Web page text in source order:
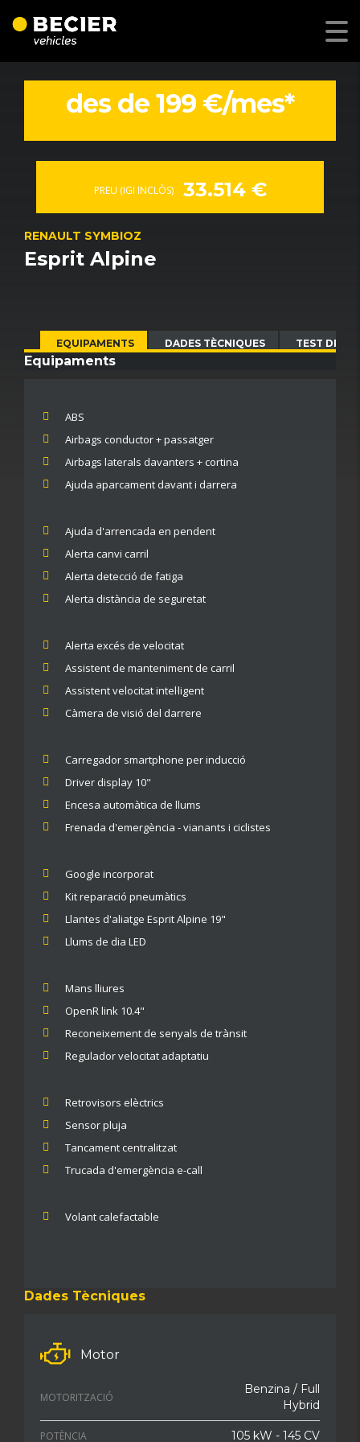
des de 199 €/mes*
PREU (IGI INCLÒS) 33.514 €
RENAULT SYMBIOZ
Esprit Alpine
EQUIPAMENTS DADES TÈCNIQUES TEST DRIVE
Equipaments
ABS
Airbags conductor + passatger
Airbags laterals davanters + cortina
Ajuda aparcament davant i darrera
Ajuda d'arrencada en pendent
Alerta canvi carril
Alerta detecció de fatiga
Alerta distància de seguretat
Alerta excés de velocitat
Assistent de manteniment de carril
Assistent velocitat intel·ligent
Càmera de visió del darrere
Carregador smartphone per inducció
Driver display 10"
Encesa automàtica de llums
Frenada d'emergència - vianants i ciclistes
Google incorporat
Kit reparació pneumàtics
Llantes d'aliatge Esprit Alpine 19"
Llums de dia LED
Mans lliures
OpenR link 10.4"
Reconeixement de senyals de trànsit
Regulador velocitat adaptatiu
Retrovisors elèctrics
Sensor pluja
Tancament centralitzat
Trucada d'emergència e-call
Volant calefactable
Dades Tècniques
Motor
MOTORITZACIÓ
Benzina / Full
Hybrid
POTÈNCIA 105 kW - 145 CV